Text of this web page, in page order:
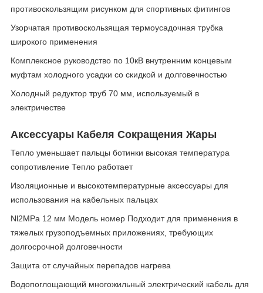
противоскользящим рисунком для спортивных фитингов
Узорчатая противоскользящая термоусадочная трубка
широкого применения
Комплексное руководство по 10кВ внутренним концевым
муфтам холодного усадки со скидкой и долговечностью
Холодный редуктор труб 70 мм, используемый в
электричестве
Аксессуары Кабеля Сокращения Жары
Тепло уменьшает пальцы ботинки высокая температура
сопротивление Тепло работает
Изоляционные и высокотемпературные аксессуары для
использования на кабельных пальцах
Nl2MPa 12 мм Модель номер Подходит для применения в
тяжелых грузоподъемных приложениях, требующих
долгосрочной долговечности
Защита от случайных перепадов нагрева
Водопоглощающий многожильный электрический кабель для